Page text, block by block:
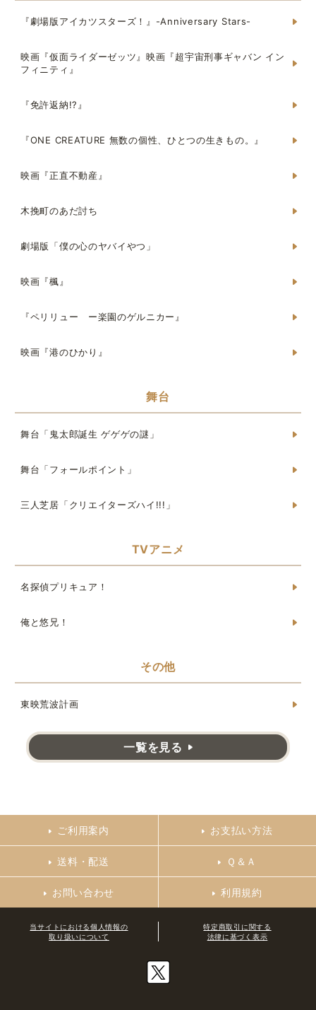
『劇場版アイカツスターズ！』-Anniversary Stars-
映画『仮面ライダーゼッツ』映画『超宇宙刑事ギャバン イン
フィニティ』
『免許返納!?』
『ONE CREATURE 無数の個性、ひとつの生きもの。』
映画『正直不動産』
木挽町のあだ討ち
劇場版「僕の心のヤバイやつ」
映画『楓』
『ペリリュー ー楽園のゲルニカー』
映画『港のひかり』
舞台
舞台「鬼太郎誕生 ゲゲゲの謎」
舞台「フォールポイント」
三人芝居「クリエイターズハイ!!!」
TVアニメ
名探偵プリキュア！
俺と悠兄！
その他
東映荒波計画
一覧を見る
ご利用案内 お支払い方法
送料・配送 Ｑ＆Ａ
お問い合わせ 利用規約
当サイトにおける個人情報の
取り扱いについて
特定商取引に関する
法律に基づく表示